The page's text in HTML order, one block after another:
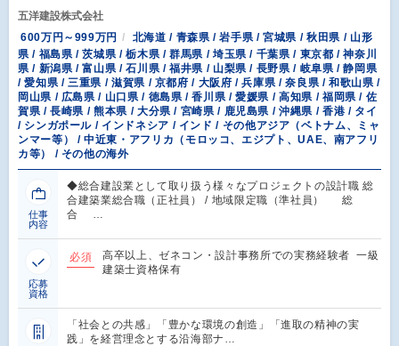
五洋建設株式会社
600万円～999万円
北海道 / 青森県 / 岩手県 / 宮城県 / 秋田県 / 山形
県 / 福島県 / 茨城県 / 栃木県 / 群馬県 / 埼玉県 / 千葉県 / 東京都 / 神奈川
県 / 新潟県 / 富山県 / 石川県 / 福井県 / 山梨県 / 長野県 / 岐阜県 / 静岡県
/ 愛知県 / 三重県 / 滋賀県 / 京都府 / 大阪府 / 兵庫県 / 奈良県 / 和歌山県 /
岡山県 / 広島県 / 山口県 / 徳島県 / 香川県 / 愛媛県 / 高知県 / 福岡県 / 佐
賀県 / 長崎県 / 熊本県 / 大分県 / 宮崎県 / 鹿児島県 / 沖縄県 / 香港 / タイ
/ シンガポール / インドネシア / インド / その他アジア（ベトナム、ミャ
ンマー等） / 中近東・アフリカ（モロッコ、エジプト、UAE、南アフリ
カ等） / その他の海外
仕事
内容
◆総合建設業として取り扱う様々なプロジェクトの設計職 総
合建築業総合職（正社員） / 地域限定職（準社員） 総
合 …
応募
資格
必須
高卒以上、ゼネコン・設計事務所での実務経験者 一級
建築士資格保有
「社会との共感」「豊かな環境の創造」「進取の精神の実
践」を経営理念とする沿海部ナ…